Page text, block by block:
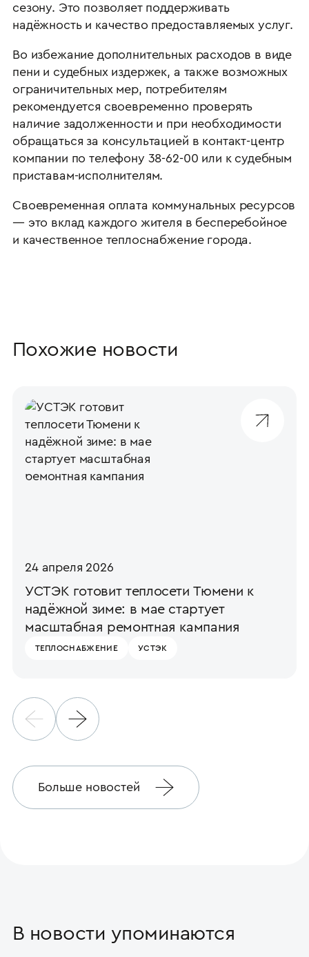
сезону. Это позволяет поддерживать
надёжность и качество предоставляемых услуг.
Во избежание дополнительных расходов в виде
пени и судебных издержек, а также возможных
ограничительных мер, потребителям
рекомендуется своевременно проверять
наличие задолженности и при необходимости
обращаться за консультацией в контакт-центр
компании по телефону 38-62-00 или к судебным
приставам-исполнителям.
Своевременная оплата коммунальных ресурсов
— это вклад каждого жителя в бесперебойное
и качественное теплоснабжение города.
Похожие новости
24 апреля 2026
УСТЭК готовит теплосети Тюмени к
надёжной зиме: в мае стартует
масштабная ремонтная кампания
ТЕПЛОСНАБЖЕНИЕ УСТЭК
Больше новостей
В новости упоминаются